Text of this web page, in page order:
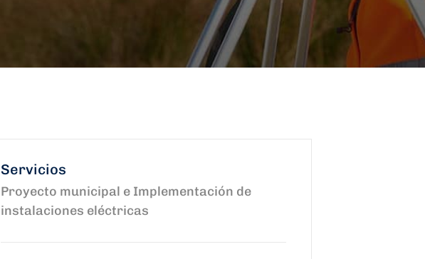
Servicios
Proyecto municipal e Implementación de
instalaciones eléctricas